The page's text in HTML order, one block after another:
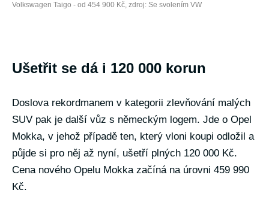
Volkswagen Taigo - od 454 900 Kč, zdroj: Se svolením VW
Ušetřit se dá i 120 000 korun
Doslova rekordmanem v kategorii zlevňování malých
SUV pak je další vůz s německým logem. Jde o Opel
Mokka, v jehož případě ten, který vloni koupi odložil a
půjde si pro něj až nyní, ušetří plných 120 000 Kč.
Cena nového Opelu Mokka začíná na úrovni 459 990
Kč.